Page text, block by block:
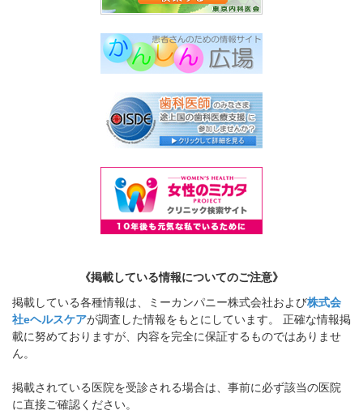
《掲載している情報についてのご注意》
掲載している各種情報は、ミーカンパニー株式会社および株式会
社eヘルスケアが調査した情報をもとにしています。 正確な情報掲
載に努めておりますが、内容を完全に保証するものではありませ
ん。
掲載されている医院を受診される場合は、事前に必ず該当の医院
に直接ご確認ください。